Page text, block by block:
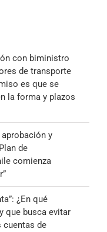
con biministro
de transporte
es que se
la forma y plazos
y
de
comienza
¿En qué
que busca evitar
cuentas de